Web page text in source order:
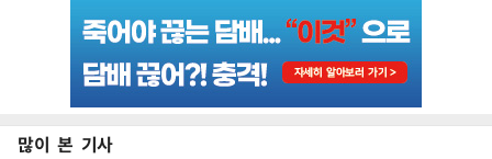
많이 본 기사